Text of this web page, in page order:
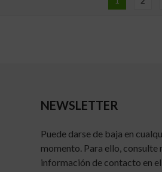
NEWSLETTER
Puede darse de baja en
momento. Para ello, consulte
información de contacto en